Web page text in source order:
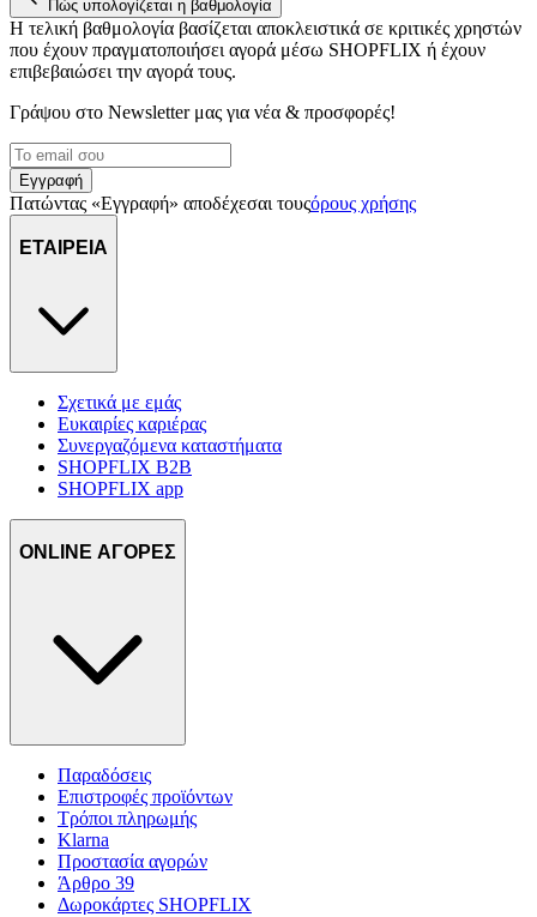
Πώς υπολογίζεται η βαθμολογία
Η τελική βαθμολογία βασίζεται αποκλειστικά σε κριτικές χρηστών
που έχουν πραγματοποιήσει αγορά μέσω SHOPFLIX ή έχουν
επιβεβαιώσει την αγορά τους.
Γράψου στο Νewsletter μας για νέα & προσφορές!
Εγγραφή
Πατώντας «Εγγραφή» αποδέχεσαι τουςόρους χρήσης
ΕΤΑΙΡΕΙΑ
Σχετικά με εμάς
Ευκαιρίες καριέρας
Συνεργαζόμενα καταστήματα
SHOPFLIX B2B
SHOPFLIX app
ONLINE ΑΓΟΡΕΣ
Παραδόσεις
Επιστροφές προϊόντων
Τρόποι πληρωμής
Klarna
Προστασία αγορών
Άρθρο 39
Δωροκάρτες SHOPFLIX